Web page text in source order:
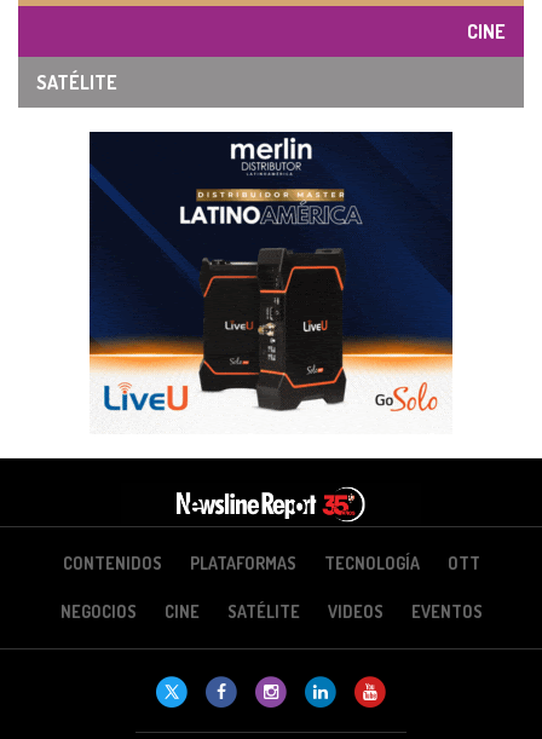
CINE
SATÉLITE
CONTENIDOS PLATAFORMAS TECNOLOGÍA OTT
NEGOCIOS CINE SATÉLITE VIDEOS EVENTOS